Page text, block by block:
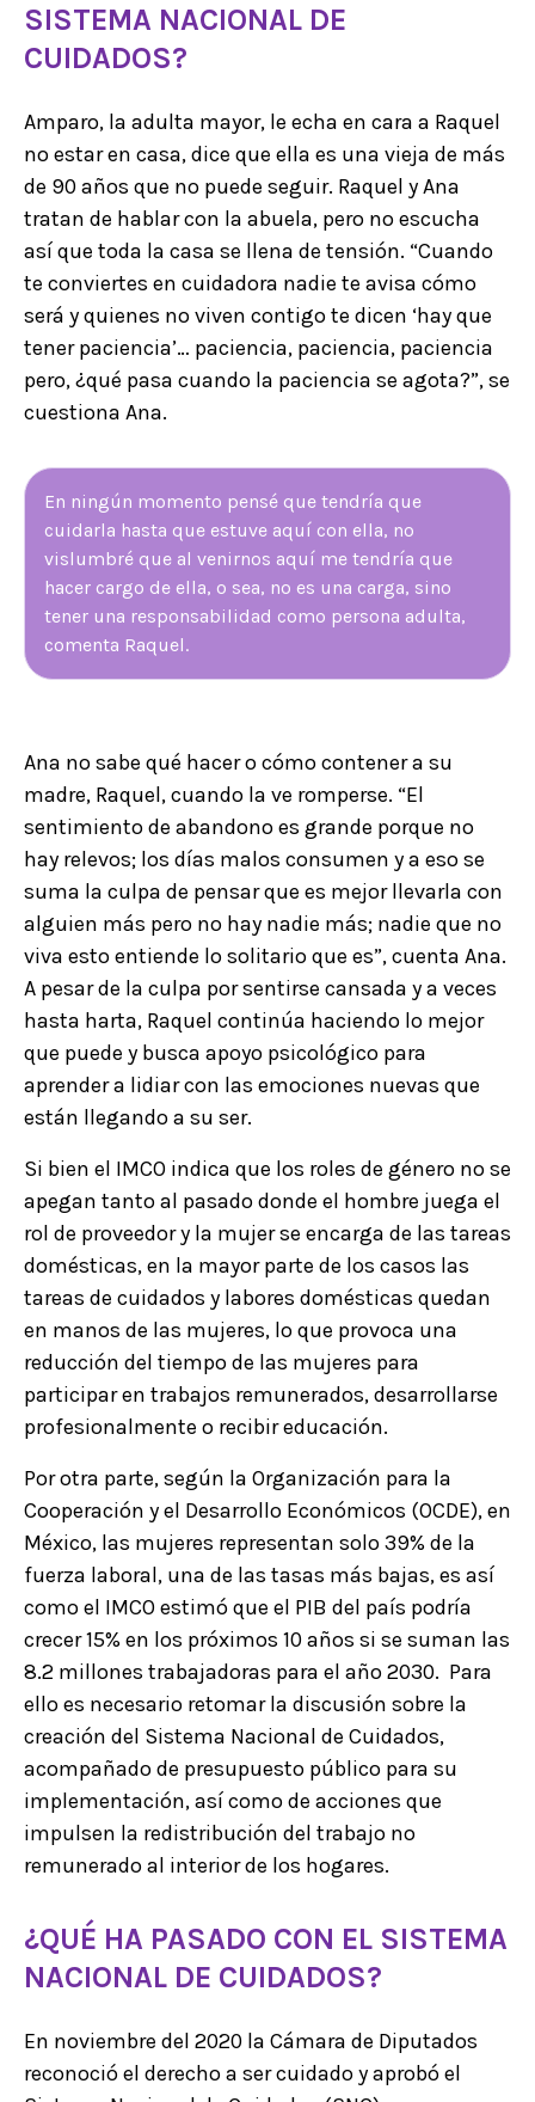
SISTEMA NACIONAL DE
CUIDADOS?
Amparo, la adulta mayor, le echa en cara a Raquel
no estar en casa, dice que ella es una vieja de más
de 90 años que no puede seguir. Raquel y Ana
tratan de hablar con la abuela, pero no escucha
así que toda la casa se llena de tensión. “Cuando
te conviertes en cuidadora nadie te avisa cómo
será y quienes no viven contigo te dicen ‘hay que
tener paciencia’… paciencia, paciencia, paciencia
pero, ¿qué pasa cuando la paciencia se agota?”, se
cuestiona Ana.
En ningún momento pensé que tendría que
cuidarla hasta que estuve aquí con ella, no
vislumbré que al venirnos aquí me tendría que
hacer cargo de ella, o sea, no es una carga, sino
tener una responsabilidad como persona adulta,
comenta Raquel.
Ana no sabe qué hacer o cómo contener a su
madre, Raquel, cuando la ve romperse. “El
sentimiento de abandono es grande porque no
hay relevos; los días malos consumen y a eso se
suma la culpa de pensar que es mejor llevarla con
alguien más pero no hay nadie más; nadie que no
viva esto entiende lo solitario que es”, cuenta Ana.
A pesar de la culpa por sentirse cansada y a veces
hasta harta, Raquel continúa haciendo lo mejor
que puede y busca apoyo psicológico para
aprender a lidiar con las emociones nuevas que
están llegando a su ser.
Si bien el IMCO indica que los roles de género no se
apegan tanto al pasado donde el hombre juega el
rol de proveedor y la mujer se encarga de las tareas
domésticas, en la mayor parte de los casos las
tareas de cuidados y labores domésticas quedan
en manos de las mujeres, lo que provoca una
reducción del tiempo de las mujeres para
participar en trabajos remunerados, desarrollarse
profesionalmente o recibir educación.
Por otra parte, según la Organización para la
Cooperación y el Desarrollo Económicos (OCDE), en
México, las mujeres representan solo 39% de la
fuerza laboral, una de las tasas más bajas, es así
como el IMCO estimó que el PIB del país podría
crecer 15% en los próximos 10 años si se suman las
8.2 millones trabajadoras para el año 2030. Para
ello es necesario retomar la discusión sobre la
creación del Sistema Nacional de Cuidados,
acompañado de presupuesto público para su
implementación, así como de acciones que
impulsen la redistribución del trabajo no
remunerado al interior de los hogares.
¿QUÉ HA PASADO CON EL SISTEMA
NACIONAL DE CUIDADOS?
En noviembre del 2020 la Cámara de Diputados
reconoció el derecho a ser cuidado y aprobó el